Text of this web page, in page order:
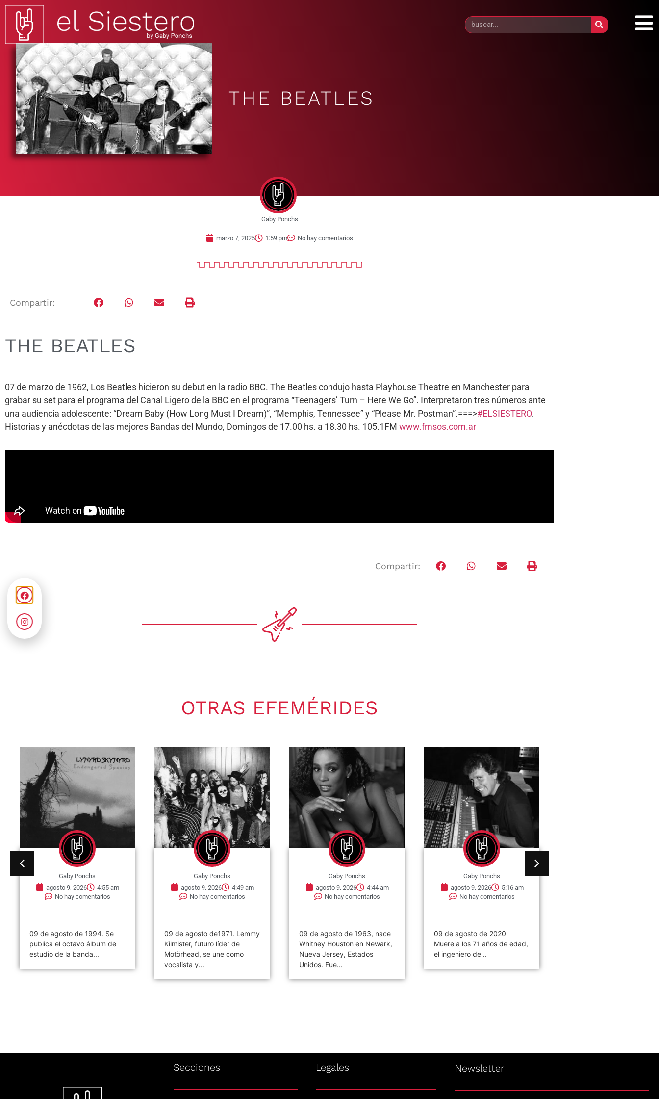
THE BEATLES
Gaby Ponchs
marzo 7, 2025 1:59 pm No hay comentarios
Compartir:
THE BEATLES
07 de marzo de 1962, Los Beatles hicieron su debut en la radio BBC. The Beatles condujo hasta Playhouse Theatre en Manchester para
grabar su set para el programa del Canal Ligero de la BBC en el programa “Teenagers’ Turn – Here We Go”. Interpretaron tres números ante
una audiencia adolescente: “Dream Baby (How Long Must I Dream)”, “Memphis, Tennessee” y “Please Mr. Postman”.===>#ELSIESTERO,
Historias y anécdotas de las mejores Bandas del Mundo, Domingos de 17.00 hs. a 18.30 hs. 105.1FM www.fmsos.com.ar
Compartir:
OTRAS EFEMÉRIDES
Gaby Ponchs
agosto 9, 2026
4:55 am
No hay comentarios
09 de agosto de 1994. Se
publica el octavo álbum de
estudio de la banda...
Gaby Ponchs
agosto 9, 2026
4:49 am
No hay comentarios
09 de agosto de1971. Lemmy
Kilmister, futuro líder de
Motörhead, se une como
vocalista y...
Gaby Ponchs
agosto 9, 2026
4:44 am
No hay comentarios
09 de agosto de 1963, nace
Whitney Houston en Newark,
Nueva Jersey, Estados
Unidos. Fue...
Gaby Ponchs
agosto 9, 2026
5:16 am
No hay comentarios
09 de agosto de 2020.
Muere a los 71 años de edad,
el ingeniero de...
Secciones Legales Newsletter